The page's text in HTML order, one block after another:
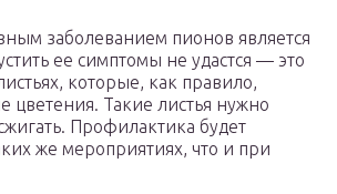
заболеванием пионов является
ее симптомы не удастся — это
которые, как правило,
цветения. Такие листья нужно
Профилактика будет
же мероприятиях, что и при